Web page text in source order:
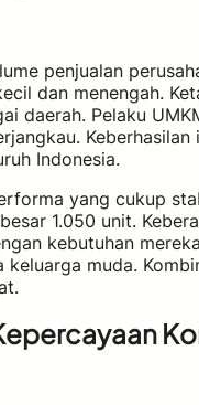
penjualan
dan menengah.
daerah. Pelaku
Keberhasilan
Indonesia.
yang cukup
1.050 unit.
kebutuhan
muda.